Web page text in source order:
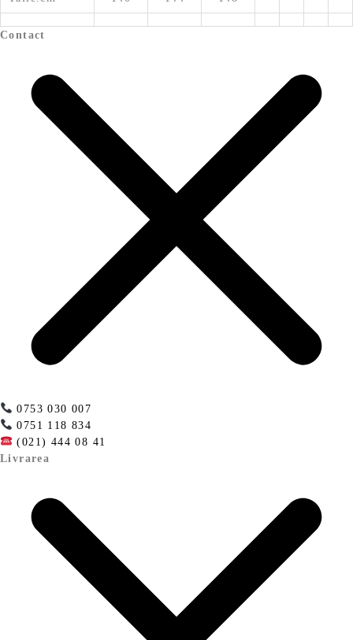
Contact
0753 030 007
0751 118 834
(021) 444 08 41
Livrarea